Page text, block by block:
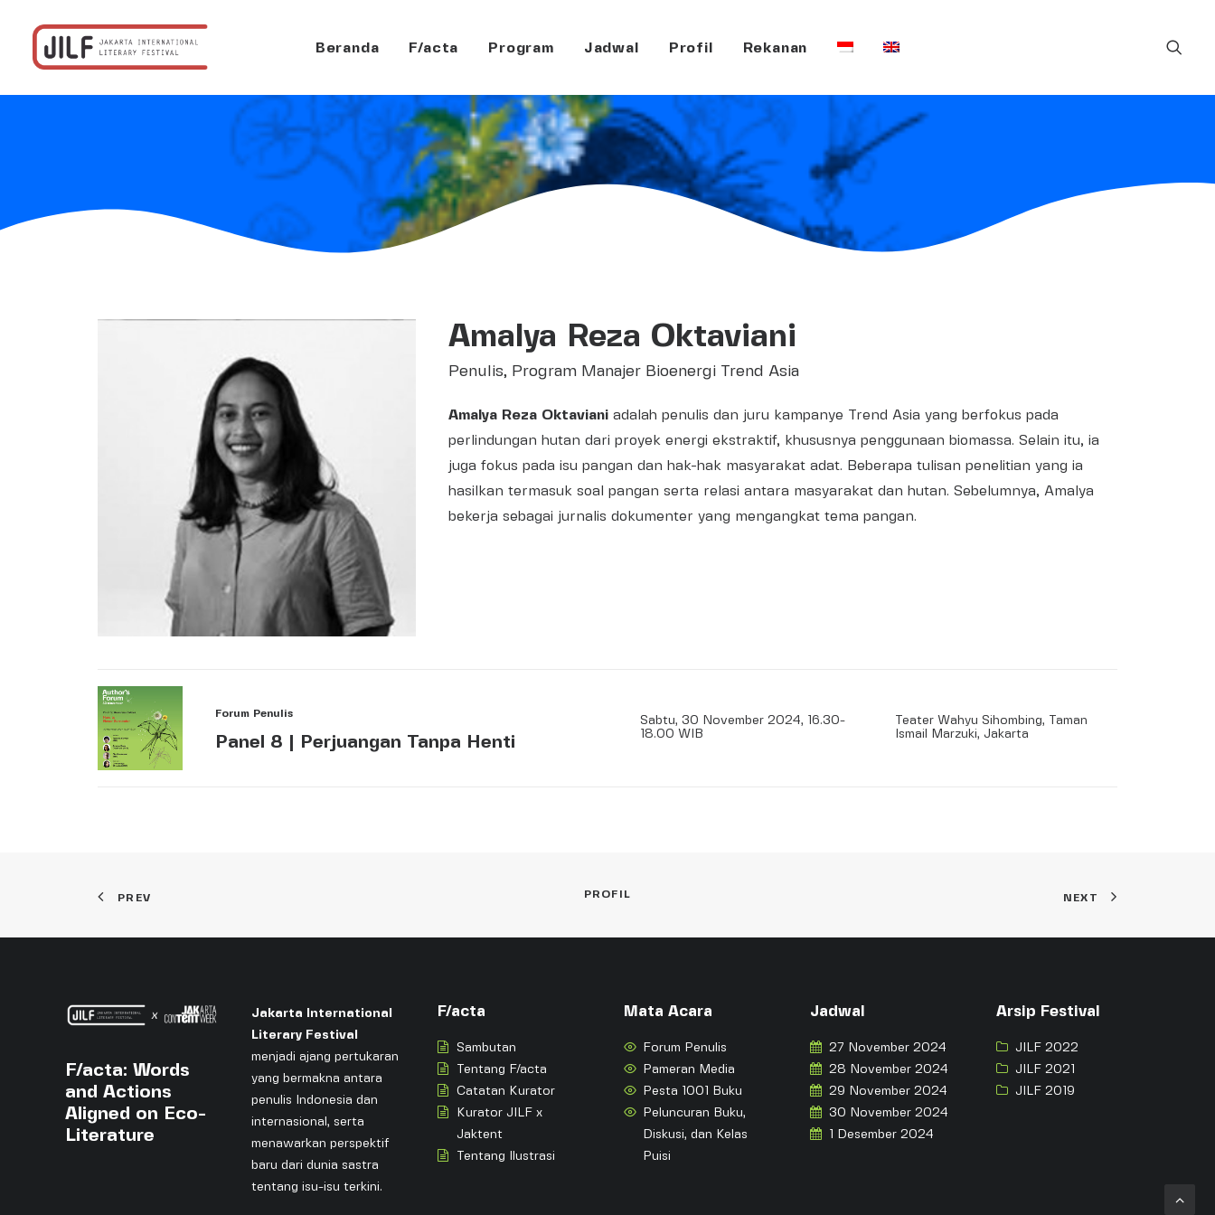
Beranda F/acta Program Jadwal Profil Rekanan
Amalya Reza Oktaviani
Penulis, Program Manajer Bioenergi Trend Asia
Amalya Reza Oktaviani adalah penulis dan juru kampanye Trend Asia yang berfokus pada
perlindungan hutan dari proyek energi ekstraktif, khususnya penggunaan biomassa. Selain itu, ia
juga fokus pada isu pangan dan hak-hak masyarakat adat. Beberapa tulisan penelitian yang ia
hasilkan termasuk soal pangan serta relasi antara masyarakat dan hutan. Sebelumnya, Amalya
bekerja sebagai jurnalis dokumenter yang mengangkat tema pangan.
Forum Penulis
Panel 8 | Perjuangan Tanpa Henti
Sabtu, 30 November 2024, 16.30-
18.00 WIB
Teater Wahyu Sihombing, Taman
Ismail Marzuki, Jakarta
PREV PROFIL NEXT
F/acta: Words
and Actions
Aligned on Eco-
Literature
Jakarta International
Literary Festival
menjadi ajang pertukaran
yang bermakna antara
penulis Indonesia dan
internasional, serta
menawarkan perspektif
baru dari dunia sastra
tentang isu-isu terkini.
F/acta
Sambutan
Tentang F/acta
Catatan Kurator
Kurator JILF x
Jaktent
Tentang Ilustrasi
Mata Acara
Forum Penulis
Pameran Media
Pesta 1001 Buku
Peluncuran Buku,
Diskusi, dan Kelas
Puisi
Jadwal
27 November 2024
28 November 2024
29 November 2024
30 November 2024
1 Desember 2024
Arsip Festival
JILF 2022
JILF 2021
JILF 2019